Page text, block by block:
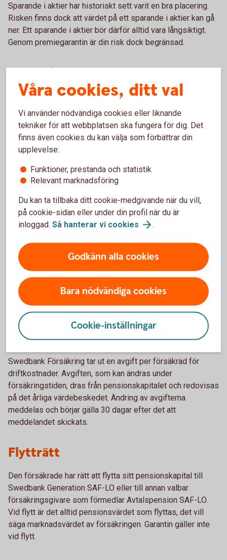
Sparande i aktier har historiskt sett varit en bra placering.
Risken finns dock att värdet på ett sparande i aktier kan gå
ner. Ett sparande i aktier bör därför alltid vara långsiktigt.
Genom premiegarantin är din risk dock begränsad.
Garantin
Garantin innebär att värdet på sparandet den dag du går i
pension aldrig kommer att vara mindre än summan av de
premier som har betalats in i försäkringen. Det gäller
oavsett utvecklingen på börsen. Det garanterade beloppet
kallas Garantivärde. Garantin gäller även om kunden skulle
avlida innan ålderspensionen börjat utbetalas, under
förutsättning att kunden valt återbetalningsskydd.
Överskott
All avkastning som uppstår vid förvaltningen av spararnas
över tiden kollektivet av sparare inom SAF-LO i form av
total-avkastning. Avkastningen av tillgångarna fördelas på
försäkringarna genom en av Swedbank Försäkring vid var
tid bestämd avkastningsränta. Avkastningsräntan bestäms
som en funktion av totalavkastningen och värdet av
förväntade garantiutbetalningar.
Pris
Swedbank Försäkring tar ut en avgift per försäkrad för
driftkostnader. Avgiften, som kan ändras under
försäkringstiden, dras från pensionskapitalet och redovisas
på det årliga värdebeskedet. Ändring av avgifterna
meddelas och börjar gälla 30 dagar efter det att
meddelandet skickats.
Flytträtt
Den försäkrade har rätt att flytta sitt pensionskapital till
Swedbank Generation SAF-LO eller till annan valbar
försäkringsgivare som förmedlar Avtalspension SAF-LO.
Vid flytt är det alltid pensionsvärdet som flyttas, det vill
säga marknadsvärdet av försäkringen. Garantin gäller inte
vid flytt.
Våra cookies, ditt val
Vi använder nödvändiga cookies eller liknande
tekniker för att webbplatsen ska fungera för dig. Det
finns även cookies du kan välja som förbättrar din
upplevelse:
Funktioner, prestanda och statistik
Relevant marknadsföring
Du kan ta tillbaka ditt cookie-medgivande när du vill,
på cookie-sidan eller under din profil när du är
inloggad. Så hanterar vi cookies .
Godkänn alla cookies
Bara nödvändiga cookies
Cookie-inställningar